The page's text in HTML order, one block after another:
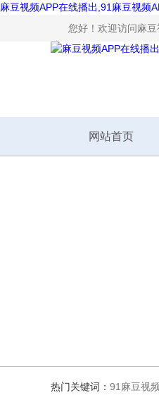
麻豆视频APP在线播出,91麻豆视频
您好！欢迎访问麻
网站首页
热门关键词： 91麻豆视频